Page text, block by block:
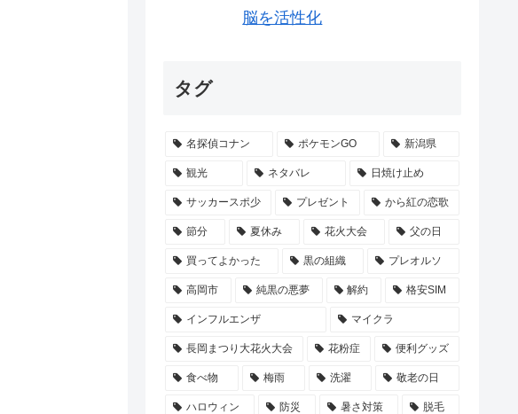
脳を活性化
タグ
名探偵コナン ポケモンGO 新潟県
観光 ネタバレ 日焼け止め
サッカースポ少 プレゼント から紅の恋歌
節分 夏休み 花火大会 父の日
買ってよかった 黒の組織 プレオルソ
高岡市 純黒の悪夢 解約 格安SIM
インフルエンザ マイクラ
長岡まつり大花火大会 花粉症 便利グッズ
食べ物 梅雨 洗濯 敬老の日
ハロウィン 防災 暑さ対策 脱毛